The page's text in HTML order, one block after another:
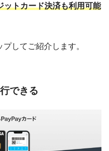
ットカード決済も利用可能
してご紹介します。
できる